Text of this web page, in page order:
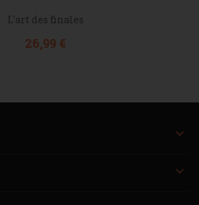
L'art des finales
Prix
26,99 €

